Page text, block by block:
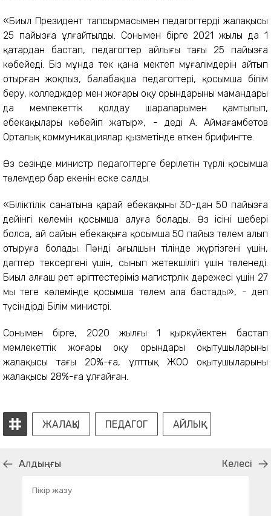
«Биыл Президент тапсырмасымен педагогтердің жалақысы
25 пайызға ұлғайтылды. Сонымен бірге 2021 жылы да 1
қаңтардан бастап, педагогтер айлығы тағы 25 пайызға
көбейеді. Біз мұнда тек қана мектеп мұғалімдерін айтып
отырған жоқпыз, балабақша педагогтері, қосымша білім
беру, колледждер мен жоғары оқу орындарының мамандары
да мемлекеттік қолдау шараларымен қамтылып,
еңбекақылары көбейіп жатыр», - деді А. Аймағамбетов
Орталық коммуникациялар қызметінде өткен брифингте.
Өз сөзінде министр педагогтерге берілетін түрлі қосымша
төлемдер бар екенін еске салды.
«Біліктілік санатына қарай еңбекақының 30-дан 50 пайызға
дейінгі көлемін қосымша алуға болады. Өз ісінің шебері
болса, ай сайын еңбекақыға қосымша 50 пайыз төлем алып
отыруға болады. Пәнді ағылшын тілінде жүргізгені үшін,
дәптер тексергені үшін, сынып жетекшілігі үшін төленеді.
Биыл алғаш рет әріптестеріміз магистрлік дәрежесі үшін 27
мың теңге көлемінде қосымша төлем ала бастады», - деп
түсіндірді Білім министрі.
Сонымен бірге, 2020 жылғы 1 қыркүйектен бастап
мемлекеттік жоғары оқу орындары оқытушыларының
жалақысы тағы 20%-ға, ұлттық ЖОО оқытушыларының
жалақысы 28%-ға ұлғайған.
ЖАЛАҚЫ ПЕДАГОГ АЙЛЫҚ
Алдыңғы Келесі